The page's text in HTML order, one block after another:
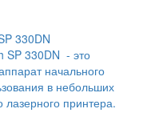
330DN
SP 330DN - это
начального
в небольших
лазерного принтера.